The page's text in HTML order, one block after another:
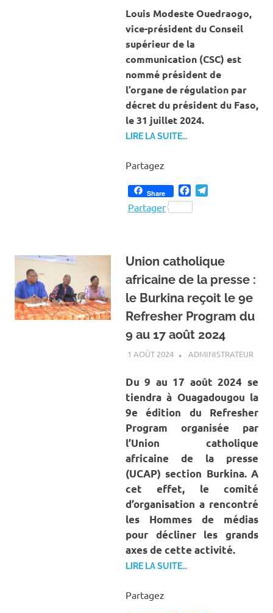
Louis Modeste Ouedraogo,
vice-président du Conseil
supérieur de la
communication (CSC) est
nommé président de
l’organe de régulation par
décret du président du Faso,
le 31 juillet 2024.
LIRE LA SUITE…
Partagez
Share Facebook
Partager
Union catholique
africaine de la presse :
le Burkina reçoit le 9e
Refresher Program du
9 au 17 août 2024
1 AOÛT 2024 ADMINISTRATEURA LA
Du 9 au 17 août 2024 se
tiendra à Ouagadougou la
9e édition du Refresher
Program organisée par
l’Union catholique
africaine de la presse
(UCAP) section Burkina. A
cet effet, le comité
d’organisation a rencontré
les Hommes de médias
pour décliner les grands
axes de cette activité.
LIRE LA SUITE…
Partagez